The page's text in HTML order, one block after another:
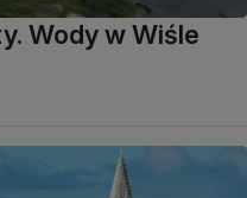
Wody w Wiśle